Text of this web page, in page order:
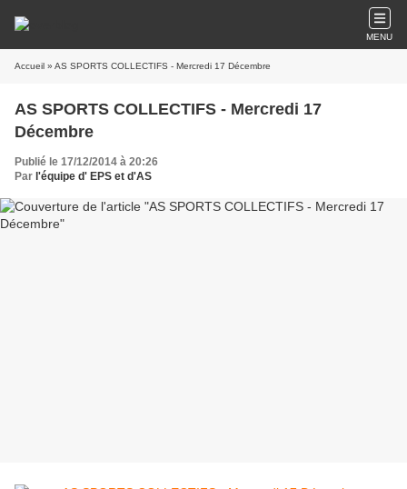
MENU
Accueil » AS SPORTS COLLECTIFS - Mercredi 17 Décembre
AS SPORTS COLLECTIFS - Mercredi 17
Décembre
Publié le 17/12/2014 à 20:26
Par l'équipe d' EPS et d'AS